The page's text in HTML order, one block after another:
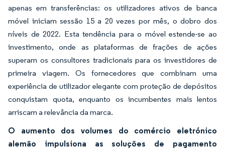
apenas em transferências: os utilizadores ativos de banca
móvel iniciam sessão 15 a 20 vezes por mês, o dobro dos
níveis de 2022. Esta tendência para o móvel estende-se ao
investimento, onde as plataformas de frações de ações
superam os consultores tradicionais para os investidores de
primeira viagem. Os fornecedores que combinam uma
experiência de utilizador elegante com proteção de depósitos
conquistam quota, enquanto os incumbentes mais lentos
arriscam a relevância da marca.
O aumento dos volumes do comércio eletrónico
alemão impulsiona as soluções de pagamento